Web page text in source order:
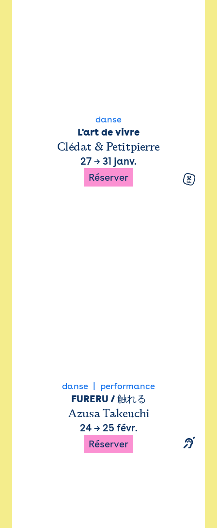
danse
L'art de vivre
Clédat & Petitpierre
27 → 31 janv.
Réserver
danse performance
FURERU / 触れる
Azusa Takeuchi
24→ 25 févr.
Réserver